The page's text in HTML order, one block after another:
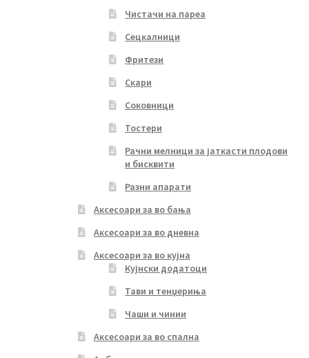
Чистачи на пареа
Сецкалници
Фритези
Скари
Соковници
Тостери
Рачни мелници за јаткасти плодови
и бисквити
Разни апарати
Аксесоари за во бања
Аксесоари за во дневна
Аксесоари за во кујна
Кујнски додатоци
Тави и тенџериња
Чаши и чинии
Аксесоари за во спална